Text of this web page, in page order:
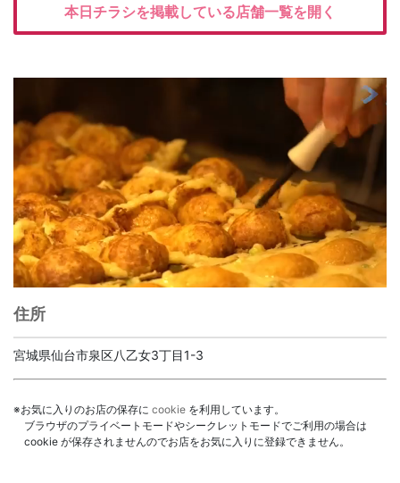
本日チラシを掲載している店舗一覧を開く
住所
宮城県仙台市泉区八乙女3丁目1-3
※お気に入りのお店の保存に cookie を利用しています。
ブラウザのプライベートモードやシークレットモードでご利用の場合は
cookie が保存されませんのでお店をお気に入りに登録できません。